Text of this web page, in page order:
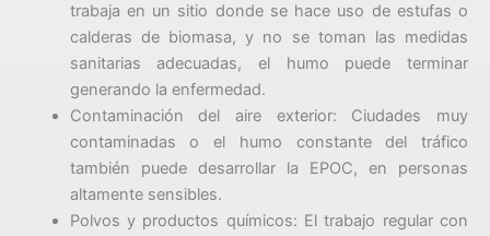
trabaja en un sitio donde se hace uso de estufas o
calderas de biomasa, y no se toman las medidas
sanitarias adecuadas, el humo puede terminar
generando la enfermedad.
Contaminación del aire exterior: Ciudades muy
contaminadas o el humo constante del tráfico
también puede desarrollar la EPOC, en personas
altamente sensibles.
Polvos y productos químicos: El trabajo regular con